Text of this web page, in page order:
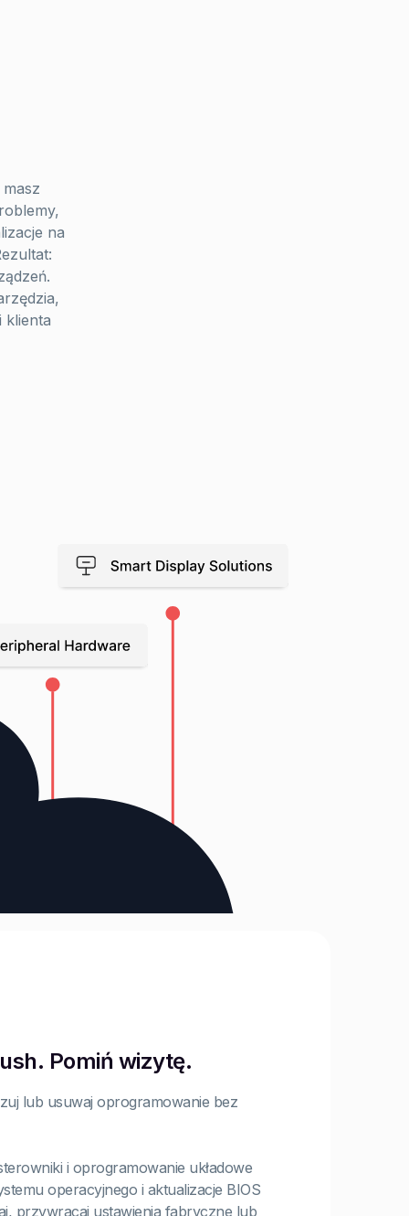
na
klienta
Pomiń wizytę.
lub usuwaj oprogramowanie bez
i oprogramowanie układowe
operacyjnego i aktualizacje BIOS
przywracaj ustawienia fabryczne lub